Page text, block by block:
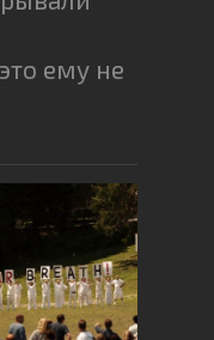
ему не